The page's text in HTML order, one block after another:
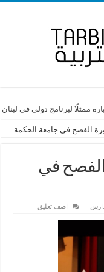
ممثلًا لبرنامج دولي في لبنان
الفصح في جامعة الحكمة
في
اضف تعليق